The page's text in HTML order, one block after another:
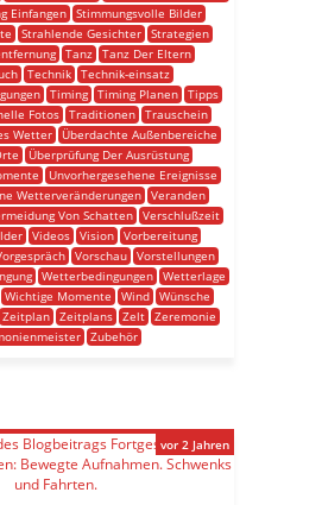
Einfangen Stimmungsvolle Bilder
Strahlende Gesichter Strategien
Tanz
Tanz Der Eltern
Technik
Technik-einsatz
Timing Timing Planen
Tipps
Fotos Traditionen Trauschein
Wetter
Überdachte Außenbereiche
Überprüfung Der Ausrüstung
Unvorhergesehene Ereignisse
Wetterveränderungen Veranden
Von Schatten
Verschlußzeit
Videos Vision
Vorbereitung
Vorschau
Vorstellungen
Wetterbedingungen Wetterlage
Wichtige Momente Wind
Wünsche
Zeitplan Zeitplans Zelt
Zeremonie
Zubehör
vor 2 Jahren